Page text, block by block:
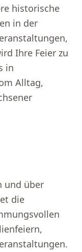
historische
in der
Ihre Feier zu
in
Alltag,
und über
die